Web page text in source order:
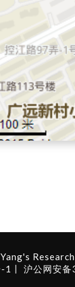
Yang's
1 丨 沪公网安